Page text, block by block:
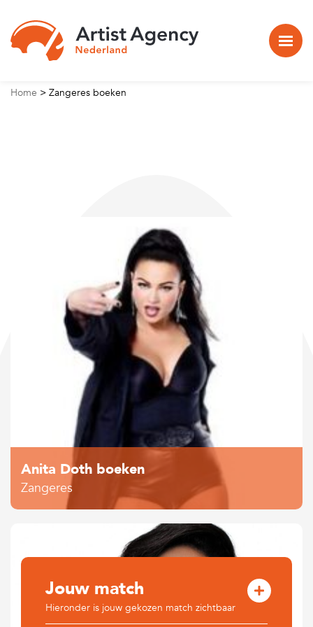
Home > Zangeres boeken
Anita Doth boeken
Zangeres
Jouw match
Hieronder is jouw gekozen match zichtbaar